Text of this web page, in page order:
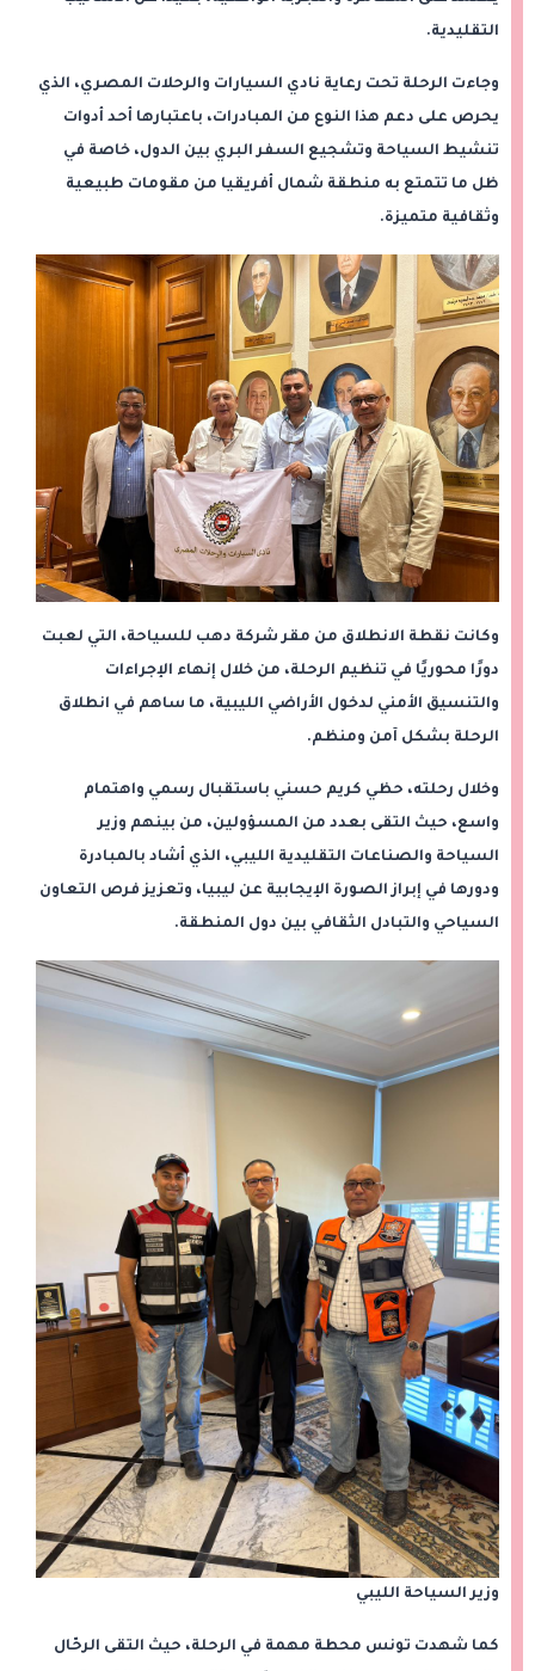
التقليدية.
وجاءت الرحلة تحت رعاية نادي السيارات والرحلات المصري، الذي
يحرص على دعم هذا النوع من المبادرات، باعتبارها أحد أدوات
تنشيط السياحة وتشجيع السفر البري بين الدول، خاصة في
ظل ما تتمتع به منطقة شمال أفريقيا من مقومات طبيعية
وثقافية متميزة.
وكانت نقطة الانطلاق من مقر شركة دهب للسياحة، التي لعبت
دورًا محوريًا في تنظيم الرحلة، من خلال إنهاء الإجراءات
والتنسيق الأمني لدخول الأراضي الليبية، ما ساهم في انطلاق
الرحلة بشكل آمن ومنظم.
وخلال رحلته، حظي كريم حسني باستقبال رسمي واهتمام
واسع، حيث التقى بعدد من المسؤولين، من بينهم وزير
السياحة والصناعات التقليدية الليبي، الذي أشاد بالمبادرة
ودورها في إبراز الصورة الإيجابية عن ليبيا، وتعزيز فرص التعاون
السياحي والتبادل الثقافي بين دول المنطقة.
وزير السياحة الليبي
كما شهدت تونس محطة مهمة في الرحلة، حيث التقى الرحّال